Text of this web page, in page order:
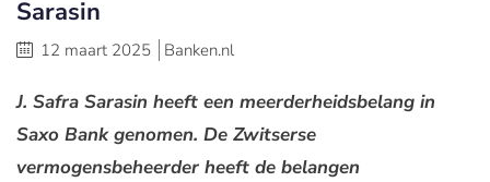
Sarasin
12 maart 2025 Banken.nl
J. Safra Sarasin heeft een meerderheidsbelang in
Saxo Bank genomen. De Zwitserse
vermogensbeheerder heeft de belangen